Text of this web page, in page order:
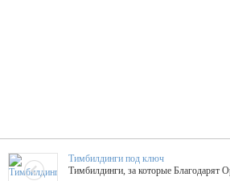
Тимбилдинги под ключ
Тимбилдинги, за которые Благодарят